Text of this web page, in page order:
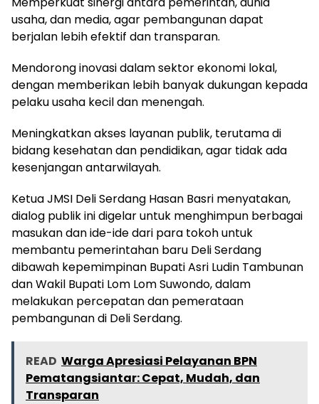
usaha, dan media, agar pembangunan dapat
berjalan lebih efektif dan transparan.
Mendorong inovasi dalam sektor ekonomi lokal,
dengan memberikan lebih banyak dukungan kepada
pelaku usaha kecil dan menengah.
Meningkatkan akses layanan publik, terutama di
bidang kesehatan dan pendidikan, agar tidak ada
kesenjangan antarwilayah.
Ketua JMSI Deli Serdang Hasan Basri menyatakan,
dialog publik ini digelar untuk menghimpun berbagai
masukan dan ide-ide dari para tokoh untuk
membantu pemerintahan baru Deli Serdang
dibawah kepemimpinan Bupati Asri Ludin Tambunan
dan Wakil Bupati Lom Lom Suwondo, dalam
melakukan percepatan dan pemerataan
pembangunan di Deli Serdang.
READ Warga Apresiasi Pelayanan BPN
Pematangsiantar: Cepat, Mudah, dan
Transparan